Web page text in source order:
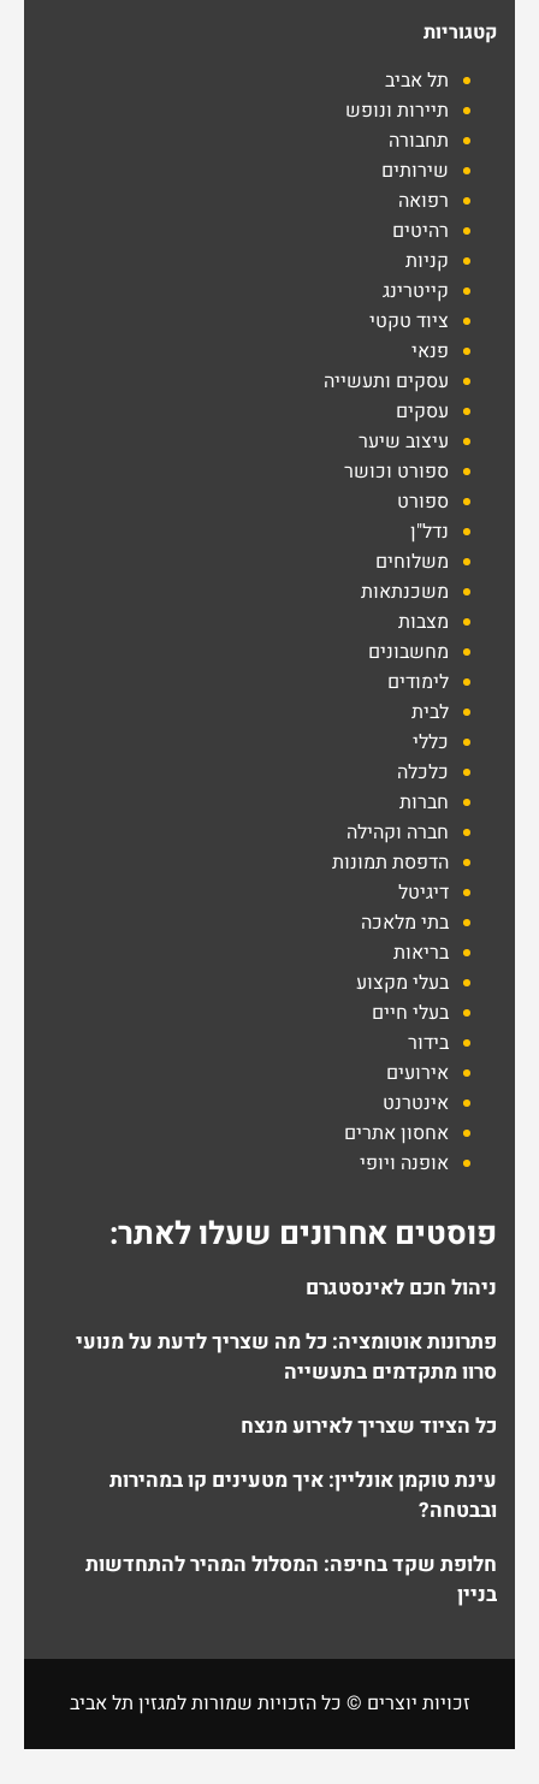
קטגוריות
תל אביב
תיירות ונופש
תחבורה
שירותים
רפואה
רהיטים
קניות
קייטרינג
ציוד טקטי
פנאי
עסקים ותעשייה
עסקים
עיצוב שיער
ספורט וכושר
ספורט
נדל"ן
משלוחים
משכנתאות
מצבות
מחשבונים
לימודים
לבית
כללי
כלכלה
חברות
חברה וקהילה
הדפסת תמונות
דיגיטל
בתי מלאכה
בריאות
בעלי מקצוע
בעלי חיים
בידור
אירועים
אינטרנט
אחסון אתרים
אופנה ויופי
פוסטים אחרונים שעלו לאתר:
ניהול חכם לאינסטגרם
פתרונות אוטומציה: כל מה שצריך לדעת על מנועי
סרוו מתקדמים בתעשייה
כל הציוד שצריך לאירוע מנצח
עינת טוקמן אונליין: איך מטעינים קו במהירות
ובבטחה?
חלופת שקד בחיפה: המסלול המהיר להתחדשות
בניין
זכויות יוצרים © כל הזכויות שמורות למגזין תל אביב